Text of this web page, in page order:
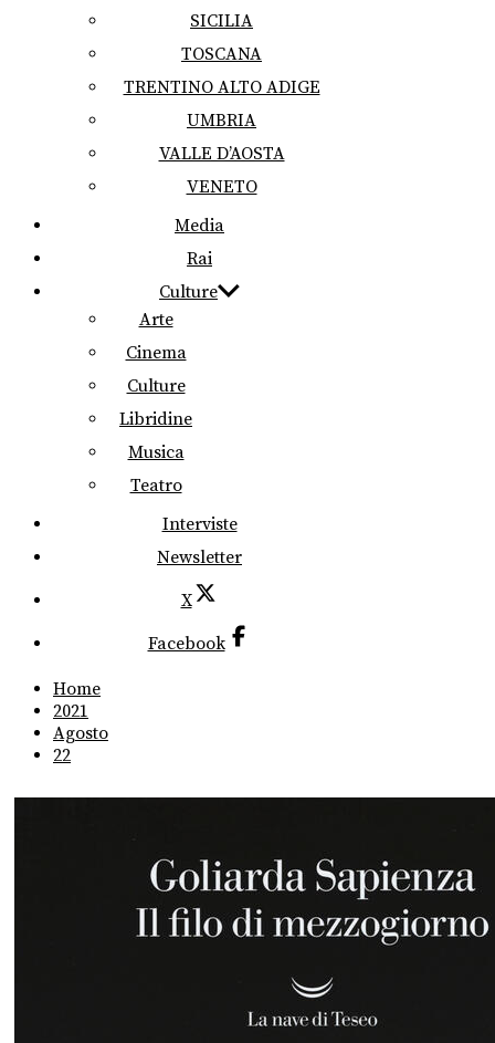
SICILIA
TOSCANA
TRENTINO ALTO ADIGE
UMBRIA
VALLE D’AOSTA
VENETO
Media
Rai
Culture
Arte
Cinema
Culture
Libridine
Musica
Teatro
Interviste
Newsletter
X
Facebook
Home
2021
Agosto
22